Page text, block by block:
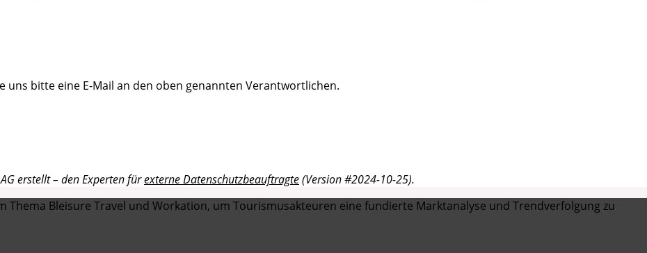
uns bitte eine E-Mail an den oben genannten Verantwortlichen.
erstellt – den Experten fürexterne Datenschutzbeauftragte(Version #2024-10-25).
Thema Bleisure Travel und Workation, um Tourismusakteuren eine fundierte Marktanalyse und Trendverfolgung zu